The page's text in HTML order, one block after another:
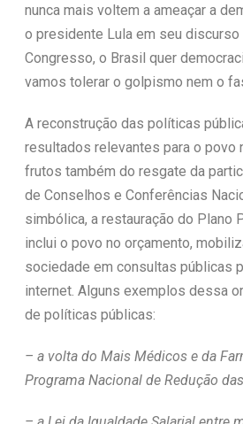
nunca mais voltem a ameaçar a
o presidente Lula em seu
Congresso, o Brasil quer
vamos tolerar o golpismo nem o
A reconstrução das políticas
resultados relevantes para o povo
frutos também do resgate da
de Conselhos e Conferências
simbólica, a restauração do Plano
inclui o povo no orçamento,
sociedade em consultas públicas
internet. Alguns exemplos dessa
de políticas públicas:
– a volta do Mais Médicos e da
Programa Nacional de Redução